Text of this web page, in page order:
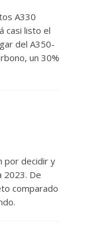
A330
casi listo el
del A350-
un 30%
por decidir y
2023. De
comparado